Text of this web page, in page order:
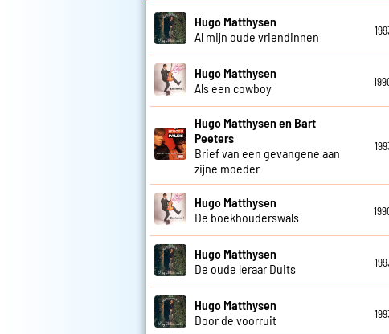
Hugo Matthysen
Al mijn oude vriendinnen
Hugo Matthysen
Als een cowboy
Hugo Matthysen en Bart
Peeters
Brief van een gevangene aan
zijne moeder
Hugo Matthysen
De boekhouderswals
Hugo Matthysen
De oude leraar Duits
Hugo Matthysen
Door de voorruit